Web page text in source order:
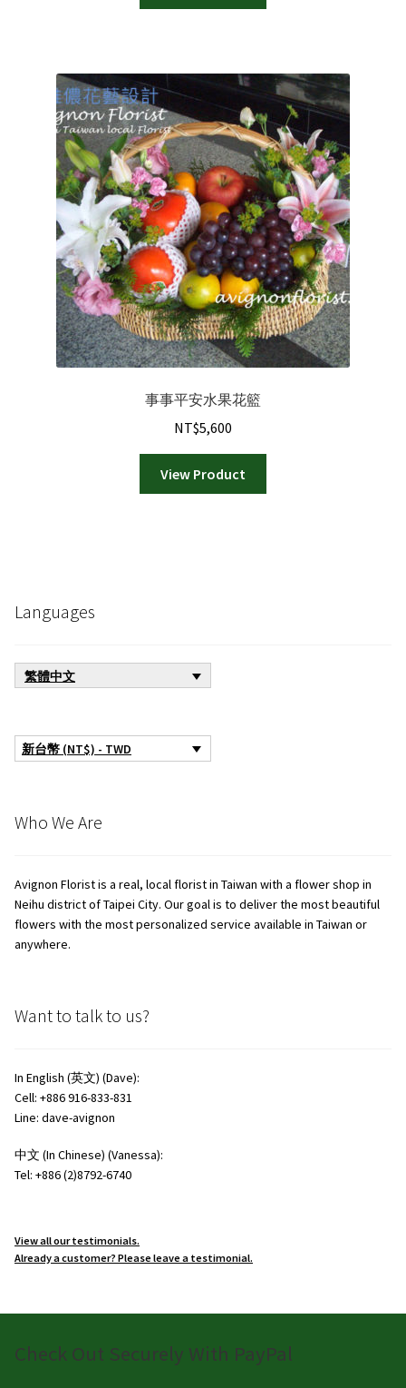
事事平安水果花籃
NT$5,600
View Product
Languages
繁體中文
新台幣 (NT$) - TWD
Who We Are
Avignon Florist is a real, local florist in Taiwan with a flower shop in
Neihu district of Taipei City. Our goal is to deliver the most beautiful
flowers with the most personalized service available in Taiwan or
anywhere.
Want to talk to us?
In English (英文) (Dave):
Cell: +886 916-833-831
Line: dave-avignon
中文 (In Chinese) (Vanessa):
Tel: +886 (2)8792-6740
View all our testimonials.
Already a customer? Please leave a testimonial.
Check Out Securely With PayPal